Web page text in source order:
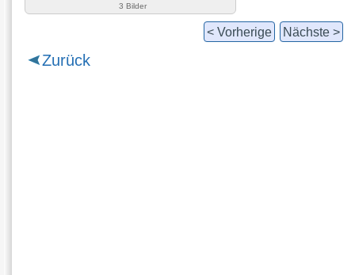
3 Bilder
< Vorherige Nächste >
Zurück